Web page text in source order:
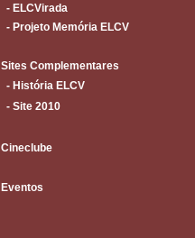
- ELCVirada
- Projeto Memória ELCV
Sites Complementares
- História ELCV
- Site 2010
Cineclube
Eventos